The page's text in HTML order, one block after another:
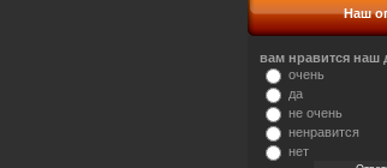
Наш
вам нравится наш
очень
да
не очень
ненравится
нет